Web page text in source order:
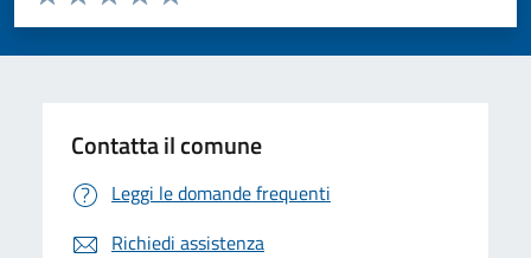
Valuta 5 stelle su 5
Valuta 4 stelle su 5
Valuta 3 stelle su 5
Valuta 2 stelle su 5
Valuta 1 stelle su 5
Contatta il comune
Leggi le domande frequenti
Richiedi assistenza